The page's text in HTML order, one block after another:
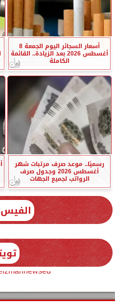
أسعار السجائر اليوم الجمعة 8
أغسطس 2026 بعد الزيادة.. القائمة
الكاملة
رسميًا.. موعد صرف مرتبات شهر
أغسطس 2026 وجدول صرف
الرواتب لجميع الجهات